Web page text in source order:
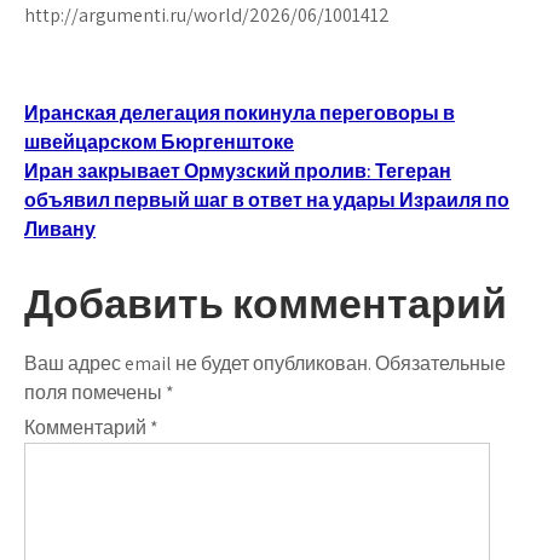
http://argumenti.ru/world/2026/06/1001412
Навигация
по
записям
Иранская делегация покинула переговоры в
швейцарском Бюргенштоке
Иран закрывает Ормузский пролив: Тегеран
объявил первый шаг в ответ на удары Израиля по
Ливану
Добавить комментарий
Ваш адрес email не будет опубликован.Обязательные
поля помечены *
Комментарий *